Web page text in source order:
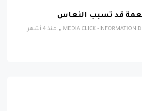
قد تسبب النعاس
MEDIA CLICK -INFORMATION منذ 4 أشهر